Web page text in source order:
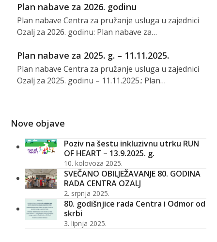
Plan nabave za 2026. godinu
Plan nabave Centra za pružanje usluga u zajednici
Ozalj za 2026. godinu: Plan nabave za…
Plan nabave za 2025. g. – 11.11.2025.
Plan nabave Centra za pružanje usluga u zajednici
Ozalj za 2025. godinu – 11.11.2025.: Plan…
Nove objave
Poziv na šestu inkluzivnu utrku RUN
OF HEART – 13.9.2025. g.
10. kolovoza 2025.
SVEČANO OBILJEŽAVANJE 80. GODINA
RADA CENTRA OZALJ
2. srpnja 2025.
80. godišnjice rada Centra i Odmor od
skrbi
3. lipnja 2025.